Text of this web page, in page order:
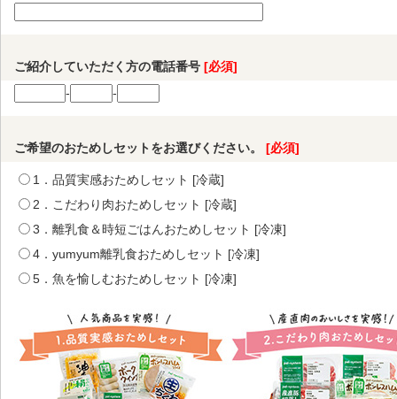
ご紹介していただく方の電話番号 [必須]
-
-
ご希望のおためしセットをお選びください。 [必須]
1．品質実感おためしセット [冷蔵]
2．こだわり肉おためしセット [冷蔵]
3．離乳食＆時短ごはんおためしセット [冷凍]
4．yumyum離乳食おためしセット [冷凍]
5．魚を愉しむおためしセット [冷凍]